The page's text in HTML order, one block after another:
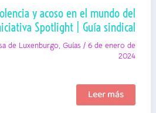
y acoso en el mundo del
Spotlight | Guía sindical
de Luxenburgo,Guías /6 de enero de
2024
Cómo
prevenir
Leer más